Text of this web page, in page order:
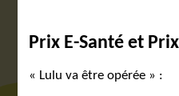
Prix E-Santé et
« Lulu va être opérée » :